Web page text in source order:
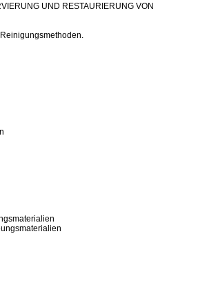
UND RESTAURIERUNG VON